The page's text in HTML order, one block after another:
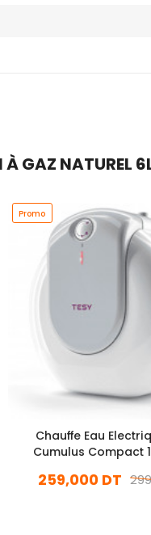
GAZ NATUREL
Promo
Chauffe Eau
Cumulus Compact
259,000 DT